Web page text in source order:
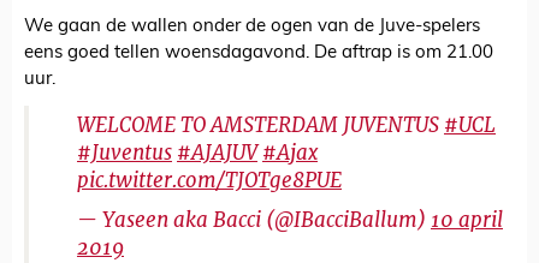
We gaan de wallen onder de ogen van de Juve-spelers
eens goed tellen woensdagavond. De aftrap is om 21.00
uur.
WELCOME TO AMSTERDAM JUVENTUS #UCL
#Juventus #AJAJUV #Ajax
pic.twitter.com/TJOTge8PUE
— Yaseen aka Bacci (@IBacciBallum) 10 april
2019